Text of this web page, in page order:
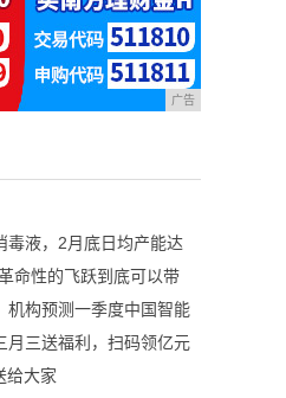
广告
毒液，2月底日均产能达
命性的飞跃到底可以带
机构预测一季度中国智能
月三送福利，扫码领亿元
给大家